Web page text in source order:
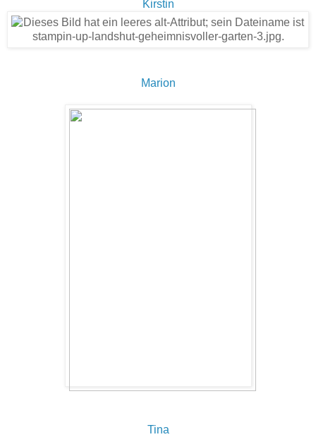
Kirstin
Marion
Tina